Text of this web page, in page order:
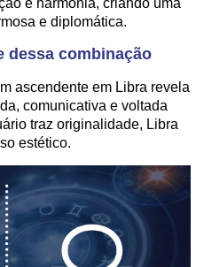
e harmonia, criando uma
e diplomática.
dessa combinação
ascendente em Libra revela
comunicativa e voltada
traz originalidade, Libra
estético.